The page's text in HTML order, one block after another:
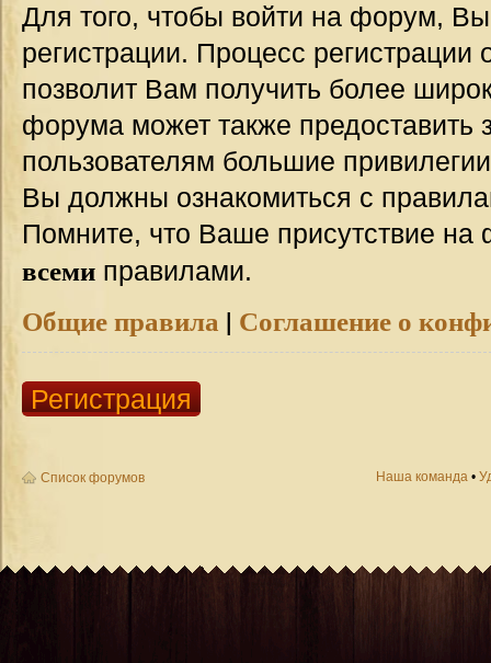
Для того, чтобы войти на форум,
регистрации. Процесс регистрации
позволит Вам получить более
форума может также предоставить
пользователям большие
Вы должны ознакомиться с
Помните, что Ваше присутствие на
всеми правилами.
Общие правила | Соглашение о
Регистрация
Список форумов Наша команда •